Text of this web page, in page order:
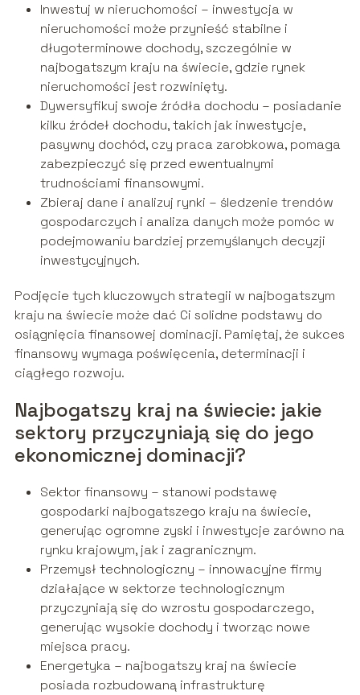
Inwestuj w nieruchomości – inwestycja w
nieruchomości może przynieść stabilne i
długoterminowe dochody, szczególnie w
najbogatszym kraju na świecie, gdzie rynek
nieruchomości jest rozwinięty.
Dywersyfikuj swoje źródła dochodu – posiadanie
kilku źródeł dochodu, takich jak inwestycje,
pasywny dochód, czy praca zarobkowa, pomaga
zabezpieczyć się przed ewentualnymi
trudnościami finansowymi.
Zbieraj dane i analizuj rynki – śledzenie trendów
gospodarczych i analiza danych może pomóc w
podejmowaniu bardziej przemyślanych decyzji
inwestycyjnych.
Podjęcie tych kluczowych strategii w najbogatszym
kraju na świecie może dać Ci solidne podstawy do
osiągnięcia finansowej dominacji. Pamiętaj, że sukces
finansowy wymaga poświęcenia, determinacji i
ciągłego rozwoju.
Najbogatszy kraj na świecie: jakie
sektory przyczyniają się do jego
ekonomicznej dominacji?
Sektor finansowy – stanowi podstawę
gospodarki najbogatszego kraju na świecie,
generując ogromne zyski i inwestycje zarówno na
rynku krajowym, jak i zagranicznym.
Przemysł technologiczny – innowacyjne firmy
działające w sektorze technologicznym
przyczyniają się do wzrostu gospodarczego,
generując wysokie dochody i tworząc nowe
miejsca pracy.
Energetyka – najbogatszy kraj na świecie
posiada rozbudowaną infrastrukturę